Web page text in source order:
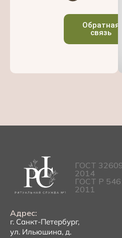
Обратная
связь
ГОСТ
2014
ГОСТ Р
2011
Адрес:
г. Санкт-Петербург,
ул. Ильюшина, д.